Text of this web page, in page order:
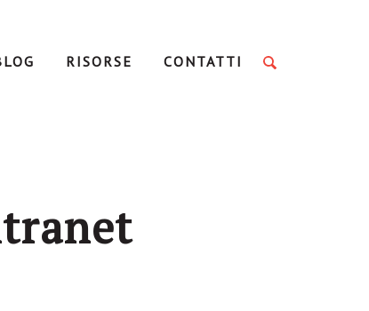
RISORSE CONTATTI